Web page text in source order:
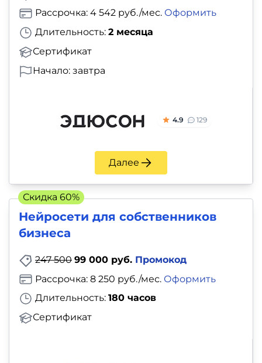
Длительность: 2 месяца
Сертификат
Рассрочка: 4 542 руб./мес. Оформить
Начало: завтра
4.9 129
Далее
Нейросети для собственников
бизнеса
247 500 99 000 руб. Промокод
Длительность: 180 часов
Сертификат
Рассрочка: 8 250 руб./мес. Оформить
Скидка 60%